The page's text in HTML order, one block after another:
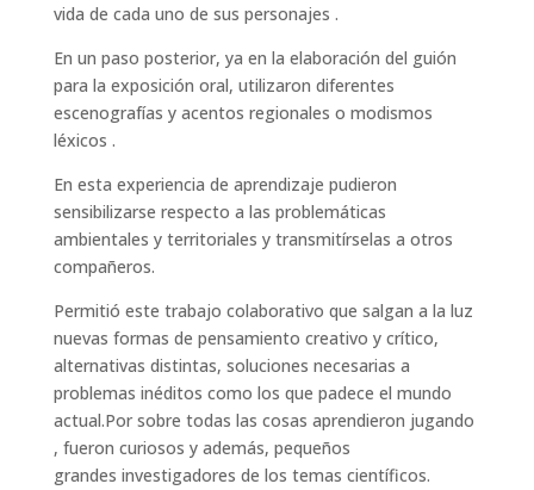
vida de cada uno de sus personajes .
En un paso posterior, ya en la elaboración del guión
para la exposición oral, utilizaron diferentes
escenografías y acentos regionales o modismos
léxicos .
En esta experiencia de aprendizaje pudieron
sensibilizarse respecto a las problemáticas
ambientales y territoriales y transmitírselas a otros
compañeros.
Permitió este trabajo colaborativo que salgan a la luz
nuevas formas de pensamiento creativo y crítico,
alternativas distintas, soluciones necesarias a
problemas inéditos como los que padece el mundo
actual.Por sobre todas las cosas aprendieron jugando
, fueron curiosos y además, pequeños
grandes investigadores de los temas científicos.